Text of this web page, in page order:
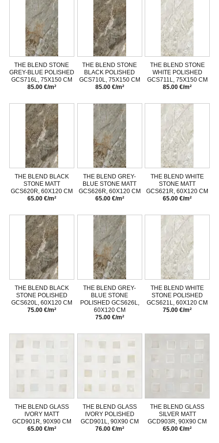
THE BLEND STONE
GREY-BLUE POLISHED
GCS716L, 75X150 CM
85.00 €/m²
THE BLEND STONE
BLACK POLISHED
GCS710L, 75X150 CM
85.00 €/m²
THE BLEND STONE
WHITE POLISHED
GCS711L, 75X150 CM
85.00 €/m²
THE BLEND BLACK
STONE MATT
GCS620R, 60X120 CM
65.00 €/m²
THE BLEND GREY-
BLUE STONE MATT
GCS626R, 60X120 CM
65.00 €/m²
THE BLEND WHITE
STONE MATT
GCS621R, 60X120 CM
65.00 €/m²
THE BLEND BLACK
STONE POLISHED
GCS620L, 60X120 CM
75.00 €/m²
THE BLEND GREY-
BLUE STONE
POLISHED GCS626L,
60X120 CM
75.00 €/m²
THE BLEND WHITE
STONE POLISHED
GCS621L, 60X120 CM
75.00 €/m²
THE BLEND GLASS
IVORY MATT
GCD901R, 90X90 CM
65.00 €/m²
THE BLEND GLASS
IVORY POLISHED
GCD901L, 90X90 CM
76.00 €/m²
THE BLEND GLASS
SILVER MATT
GCD903R, 90X90 CM
65.00 €/m²